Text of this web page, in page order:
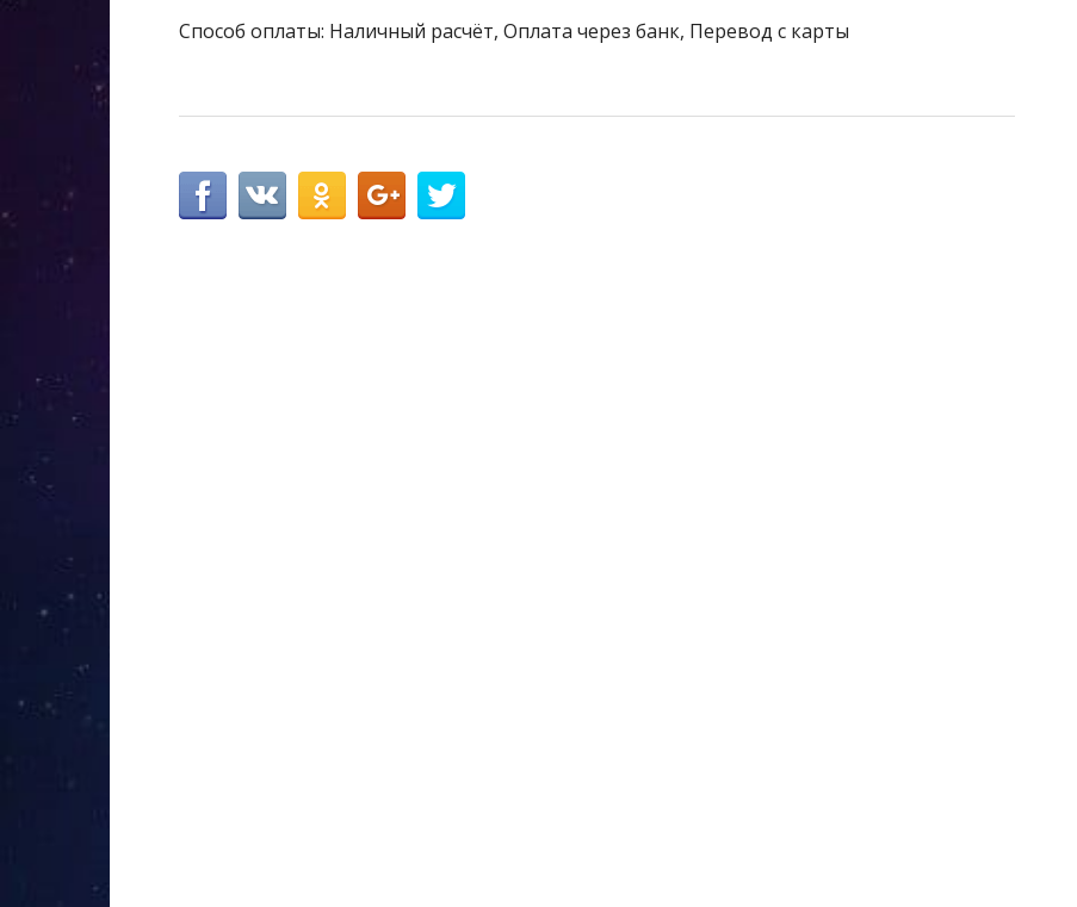
Способ оплаты: Наличный расчёт, Оплата через банк, Перевод с карты